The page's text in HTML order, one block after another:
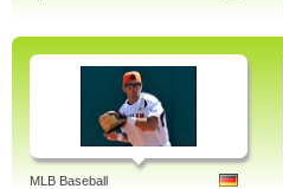
MLB Baseball